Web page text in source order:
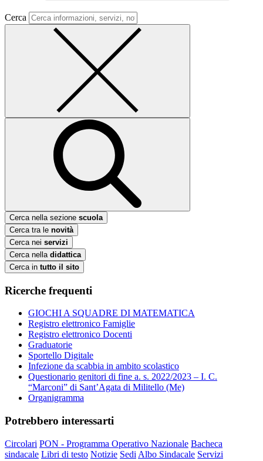
Cerca
Cerca nella sezione scuola
Cerca tra le novità
Cerca nei servizi
Cerca nella didattica
Cerca in tutto il sito
Ricerche frequenti
GIOCHI A SQUADRE DI MATEMATICA
Registro elettronico Famiglie
Registro elettronico Docenti
Graduatorie
Sportello Digitale
Infezione da scabbia in ambito scolastico
Questionario genitori di fine a. s. 2022/2023 – I. C.
“Marconi” di Sant’Agata di Militello (Me)
Organigramma
Potrebbero interessarti
Circolari PON - Programma Operativo Nazionale Bacheca
sindacale Libri di testo Notizie Sedi Albo Sindacale Servizi